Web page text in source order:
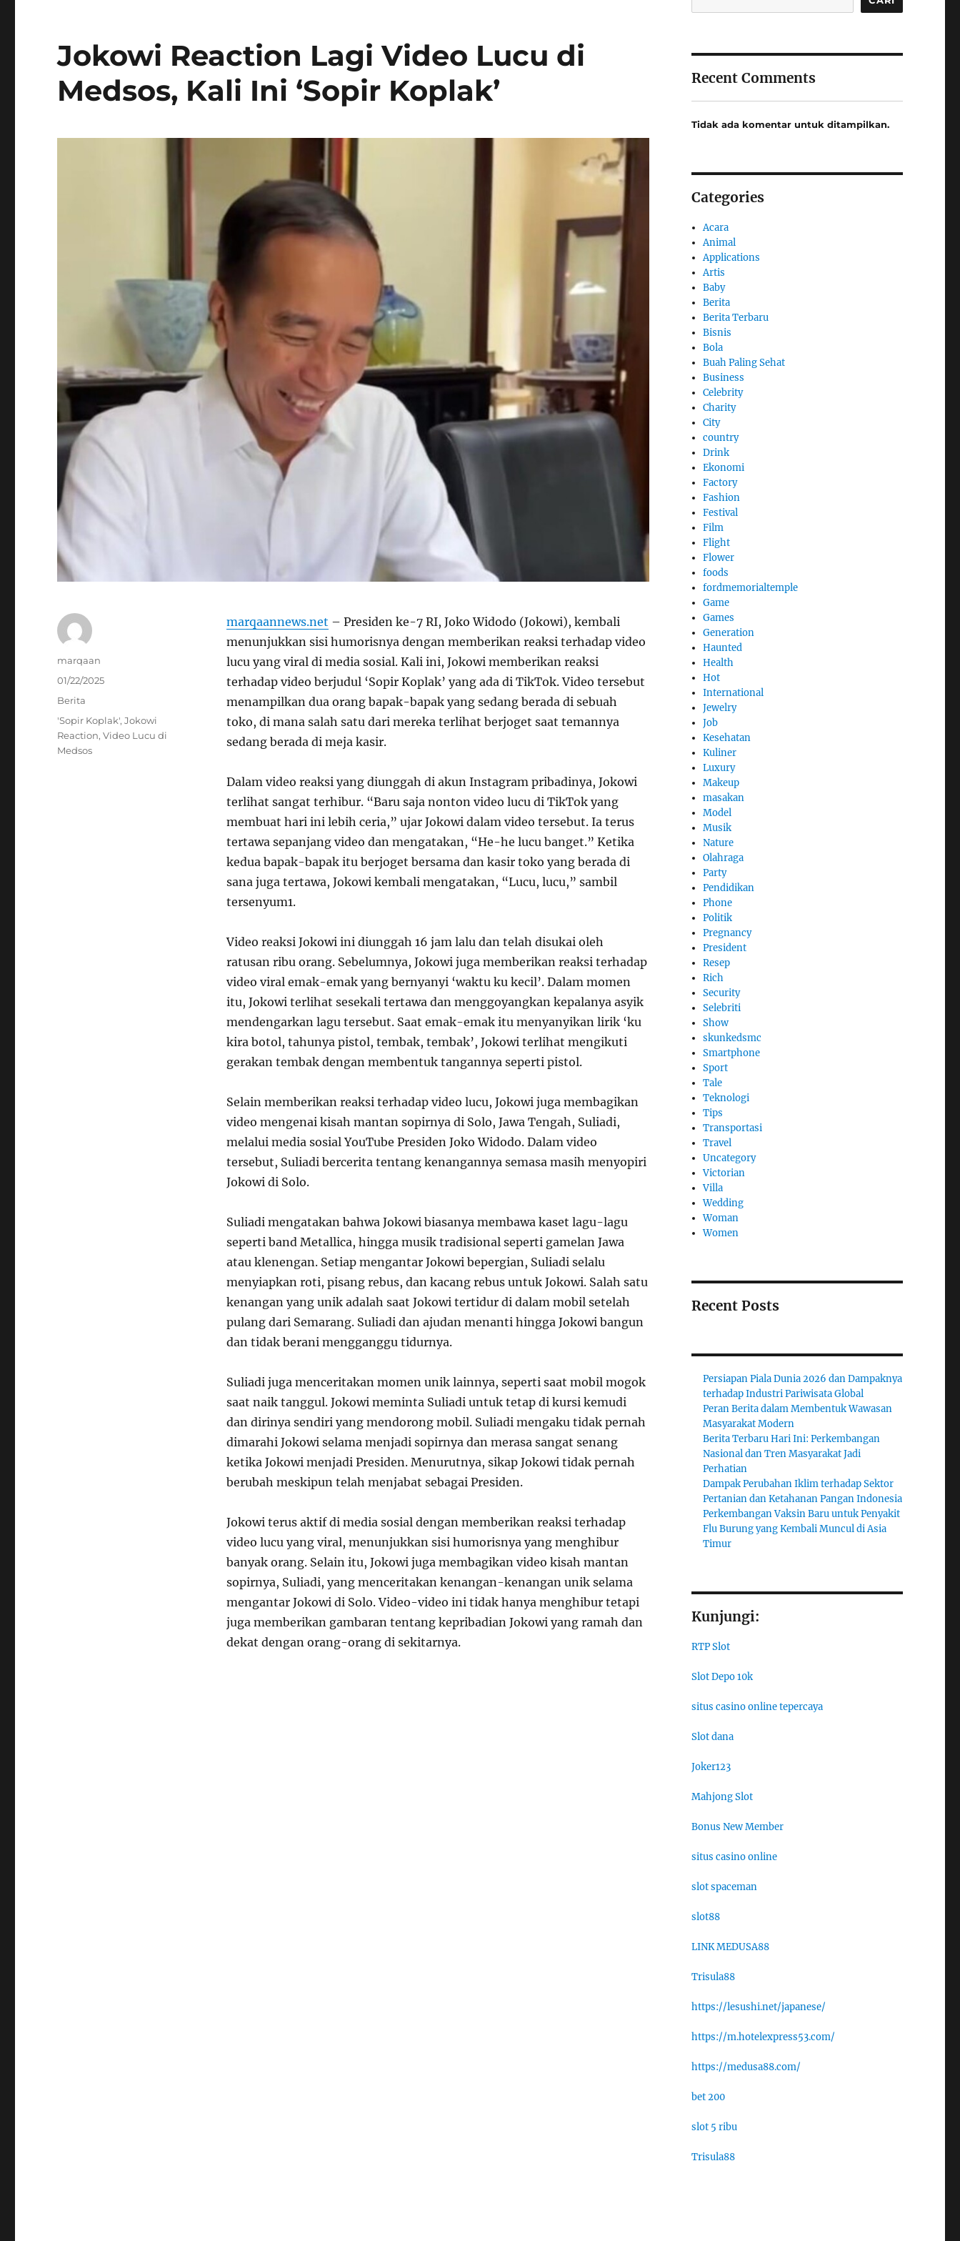
Jokowi Reaction Lagi Video Lucu di
Medsos, Kali Ini ‘Sopir Koplak’
marqaannews.net – Presiden ke-7 RI, Joko Widodo (Jokowi), kembali
menunjukkan sisi humorisnya dengan memberikan reaksi terhadap video
lucu yang viral di media sosial. Kali ini, Jokowi memberikan reaksi
terhadap video berjudul ‘Sopir Koplak’ yang ada di TikTok. Video tersebut
menampilkan dua orang bapak-bapak yang sedang berada di sebuah
toko, di mana salah satu dari mereka terlihat berjoget saat temannya
sedang berada di meja kasir.
Dalam video reaksi yang diunggah di akun Instagram pribadinya, Jokowi
terlihat sangat terhibur. “Baru saja nonton video lucu di TikTok yang
membuat hari ini lebih ceria,” ujar Jokowi dalam video tersebut. Ia terus
tertawa sepanjang video dan mengatakan, “He-he lucu banget.” Ketika
kedua bapak-bapak itu berjoget bersama dan kasir toko yang berada di
sana juga tertawa, Jokowi kembali mengatakan, “Lucu, lucu,” sambil
tersenyum1.
Video reaksi Jokowi ini diunggah 16 jam lalu dan telah disukai oleh
ratusan ribu orang. Sebelumnya, Jokowi juga memberikan reaksi terhadap
video viral emak-emak yang bernyanyi ‘waktu ku kecil’. Dalam momen
itu, Jokowi terlihat sesekali tertawa dan menggoyangkan kepalanya asyik
mendengarkan lagu tersebut. Saat emak-emak itu menyanyikan lirik ‘ku
kira botol, tahunya pistol, tembak, tembak’, Jokowi terlihat mengikuti
gerakan tembak dengan membentuk tangannya seperti pistol.
Selain memberikan reaksi terhadap video lucu, Jokowi juga membagikan
video mengenai kisah mantan sopirnya di Solo, Jawa Tengah, Suliadi,
melalui media sosial YouTube Presiden Joko Widodo. Dalam video
tersebut, Suliadi bercerita tentang kenangannya semasa masih menyopiri
Jokowi di Solo.
Suliadi mengatakan bahwa Jokowi biasanya membawa kaset lagu-lagu
seperti band Metallica, hingga musik tradisional seperti gamelan Jawa
atau klenengan. Setiap mengantar Jokowi bepergian, Suliadi selalu
menyiapkan roti, pisang rebus, dan kacang rebus untuk Jokowi. Salah satu
kenangan yang unik adalah saat Jokowi tertidur di dalam mobil setelah
pulang dari Semarang. Suliadi dan ajudan menanti hingga Jokowi bangun
dan tidak berani mengganggu tidurnya.
Suliadi juga menceritakan momen unik lainnya, seperti saat mobil mogok
saat naik tanggul. Jokowi meminta Suliadi untuk tetap di kursi kemudi
dan dirinya sendiri yang mendorong mobil. Suliadi mengaku tidak pernah
dimarahi Jokowi selama menjadi sopirnya dan merasa sangat senang
ketika Jokowi menjadi Presiden. Menurutnya, sikap Jokowi tidak pernah
berubah meskipun telah menjabat sebagai Presiden.
Jokowi terus aktif di media sosial dengan memberikan reaksi terhadap
video lucu yang viral, menunjukkan sisi humorisnya yang menghibur
banyak orang. Selain itu, Jokowi juga membagikan video kisah mantan
sopirnya, Suliadi, yang menceritakan kenangan-kenangan unik selama
mengantar Jokowi di Solo. Video-video ini tidak hanya menghibur tetapi
juga memberikan gambaran tentang kepribadian Jokowi yang ramah dan
dekat dengan orang-orang di sekitarnya.
Author
marqaan
Posted
01/22/2025
Categories
Berita
Tags
'Sopir Koplak',Jokowi
Reaction,Video Lucu di
Medsos
Recent Comments
Tidak ada komentar untuk ditampilkan.
Categories
Acara
Animal
Applications
Artis
Baby
Berita
Berita Terbaru
Bisnis
Bola
Buah Paling Sehat
Business
Celebrity
Charity
City
country
Drink
Ekonomi
Factory
Fashion
Festival
Film
Flight
Flower
foods
fordmemorialtemple
Game
Games
Generation
Haunted
Health
Hot
International
Jewelry
Job
Kesehatan
Kuliner
Luxury
Makeup
masakan
Model
Musik
Nature
Olahraga
Party
Pendidikan
Phone
Politik
Pregnancy
President
Resep
Rich
Security
Selebriti
Show
skunkedsmc
Smartphone
Sport
Tale
Teknologi
Tips
Transportasi
Travel
Uncategory
Victorian
Villa
Wedding
Woman
Women
Recent Posts
Persiapan Piala Dunia 2026 dan Dampaknya
terhadap Industri Pariwisata Global
Peran Berita dalam Membentuk Wawasan
Masyarakat Modern
Berita Terbaru Hari Ini: Perkembangan
Nasional dan Tren Masyarakat Jadi
Perhatian
Dampak Perubahan Iklim terhadap Sektor
Pertanian dan Ketahanan Pangan Indonesia
Perkembangan Vaksin Baru untuk Penyakit
Flu Burung yang Kembali Muncul di Asia
Timur
Kunjungi:
RTP Slot
Slot Depo 10k
situs casino online tepercaya
Slot dana
Joker123
Mahjong Slot
Bonus New Member
situs casino online
slot spaceman
slot88
LINK MEDUSA88
Trisula88
https://lesushi.net/japanese/
https://m.hotelexpress53.com/
https://medusa88.com/
bet 200
slot 5 ribu
Trisula88